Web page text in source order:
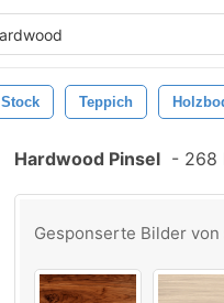
Stock Teppich
Hardwood Pinsel - 268
Gesponserte Bilder von